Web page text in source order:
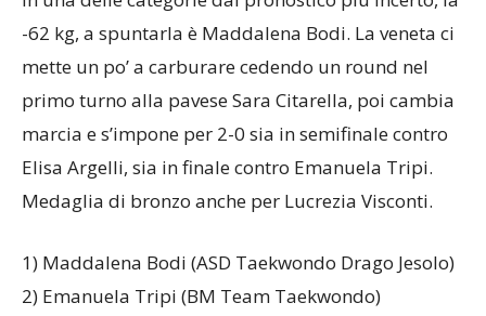
-62 kg, a spuntarla è Maddalena Bodi. La veneta ci
mette un po’ a carburare cedendo un round nel
primo turno alla pavese Sara Citarella, poi cambia
marcia e s’impone per 2-0 sia in semifinale contro
Elisa Argelli, sia in finale contro Emanuela Tripi.
Medaglia di bronzo anche per Lucrezia Visconti.
1) Maddalena Bodi (ASD Taekwondo Drago Jesolo)
2) Emanuela Tripi (BM Team Taekwondo)